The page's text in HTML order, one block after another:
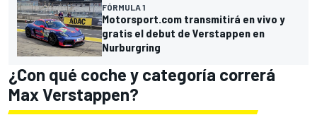
FÓRMULA 1
Motorsport.com transmitirá en vivo y
gratis el debut de Verstappen en
Nurburgring
¿Con qué coche y categoría correrá
Max Verstappen?